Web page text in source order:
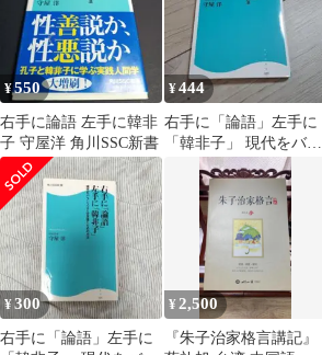
¥550
右手に論語 左手に韓非
子 守屋洋 角川SSC新書
¥444
右手に「論語」左手に
「韓非子」 現代をバラ
ンスよく生き抜くため
の方法
¥300
右手に「論語」左手に
¥2,500
『朱子治家格言講記』